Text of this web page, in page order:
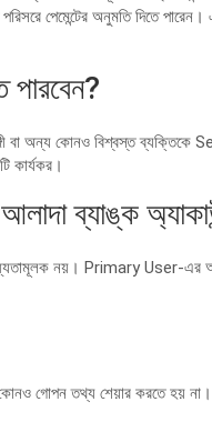
পেমেন্টের অনুমতি দিতে
বা অন্য কোনও বিশ্বস্ত
কার্যকর।
ব্যাঙ্ক
নয়। Primary User-এর
গোপন তথ্য শেয়ার করতে হয়